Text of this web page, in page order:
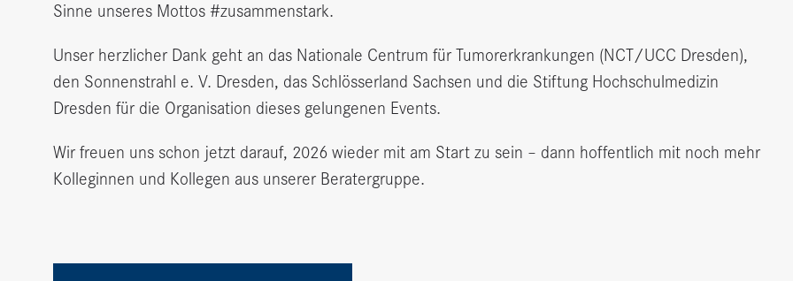
Sinne unseres Mottos #zusammenstark.
Unser herzlicher Dank geht an das Nationale Centrum für Tumorerkrankungen (NCT/UCC Dresden),
den Sonnenstrahl e. V. Dresden, das Schlösserland Sachsen und die Stiftung Hochschulmedizin
Dresden für die Organisation dieses gelungenen Events.
Wir freuen uns schon jetzt darauf, 2026 wieder mit am Start zu sein – dann hoffentlich mit noch mehr
Kolleginnen und Kollegen aus unserer Beratergruppe.